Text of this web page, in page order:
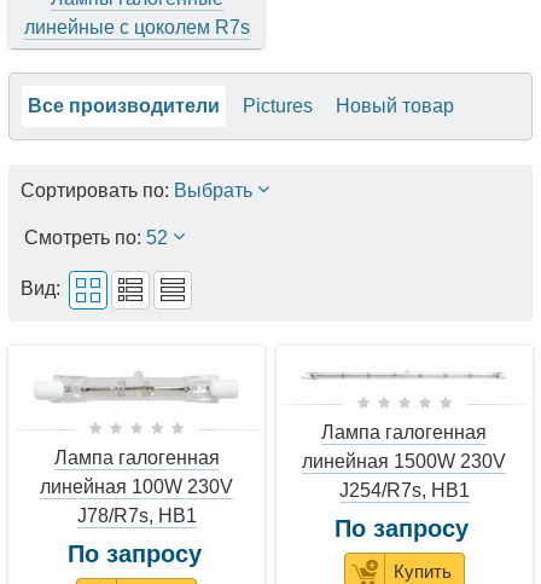
линейные с цоколем R7s
Все производители Pictures Новый товар
Сортировать по: Выбрать
Смотреть по: 52
Вид:
Лампа галогенная
линейная 100W 230V
J78/R7s, HB1
По запросу
Лампа галогенная
линейная 1500W 230V
J254/R7s, HB1
По запросу
Купить